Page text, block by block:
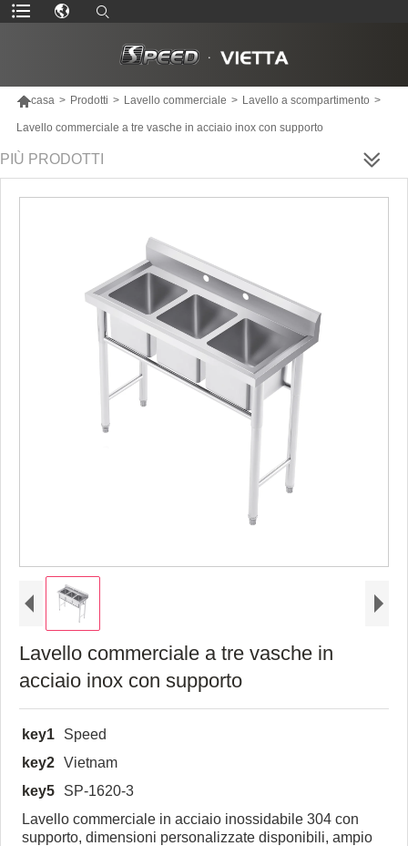
casa > Prodotti > Lavello commerciale > Lavello a scompartimento >
Lavello commerciale a tre vasche in acciaio inox con supporto
PIÙ PRODOTTI
Lavello commerciale a tre vasche in
acciaio inox con supporto
key1
Speed
key2 Vietnam
key5
SP-1620-3
Lavello commerciale in acciaio inossidabile 304 con
supporto, dimensioni personalizzate disponibili, ampio